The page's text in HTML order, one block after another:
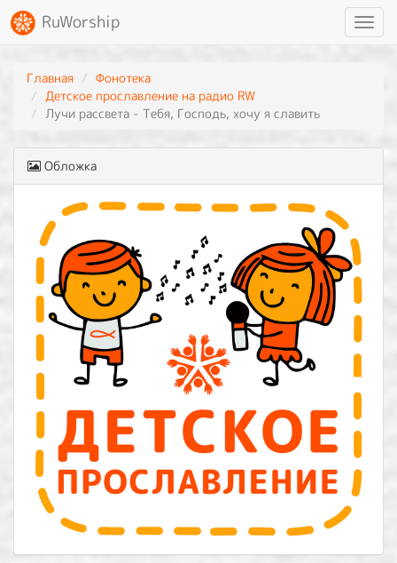
RuWorship
Главная
Фонотека
Детское прославление на радио RW
Лучи рассвета - Тебя, Господь, хочу я славить
Обложка